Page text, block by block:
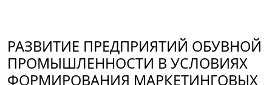
РАЗВИТИЕ ПРЕДПРИЯТИЙ ОБУВНОЙ
ПРОМЫШЛЕННОСТИ В УСЛОВИЯХ
ФОРМИРОВАНИЯ МАРКЕТИНГОВЫХ